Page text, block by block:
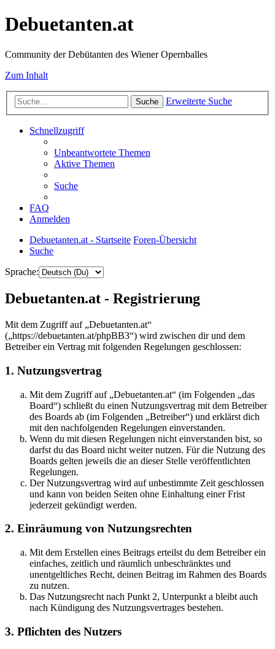
Debuetanten.at
Community der Debütanten des Wiener Opernballes
Zum Inhalt
Suche Erweiterte Suche
Schnellzugriff
Unbeantwortete Themen
Aktive Themen
Suche
FAQ
Anmelden
Debuetanten.at - Startseite Foren-Übersicht
Suche
Sprache:
Debuetanten.at - Registrierung
Mit dem Zugriff auf „Debuetanten.at“
(„https://debuetanten.at/phpBB3“) wird zwischen dir und dem
Betreiber ein Vertrag mit folgenden Regelungen geschlossen:
1. Nutzungsvertrag
Mit dem Zugriff auf „Debuetanten.at“ (im Folgenden „das
Board“) schließt du einen Nutzungsvertrag mit dem Betreiber
des Boards ab (im Folgenden „Betreiber“) und erklärst dich
mit den nachfolgenden Regelungen einverstanden.
Wenn du mit diesen Regelungen nicht einverstanden bist, so
darfst du das Board nicht weiter nutzen. Für die Nutzung des
Boards gelten jeweils die an dieser Stelle veröffentlichten
Regelungen.
Der Nutzungsvertrag wird auf unbestimmte Zeit geschlossen
und kann von beiden Seiten ohne Einhaltung einer Frist
jederzeit gekündigt werden.
2. Einräumung von Nutzungsrechten
Mit dem Erstellen eines Beitrags erteilst du dem Betreiber ein
einfaches, zeitlich und räumlich unbeschränktes und
unentgeltliches Recht, deinen Beitrag im Rahmen des Boards
zu nutzen.
Das Nutzungsrecht nach Punkt 2, Unterpunkt a bleibt auch
nach Kündigung des Nutzungsvertrages bestehen.
3. Pflichten des Nutzers